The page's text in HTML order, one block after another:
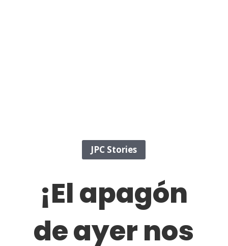
JPC Stories
¡El apagón
de ayer nos